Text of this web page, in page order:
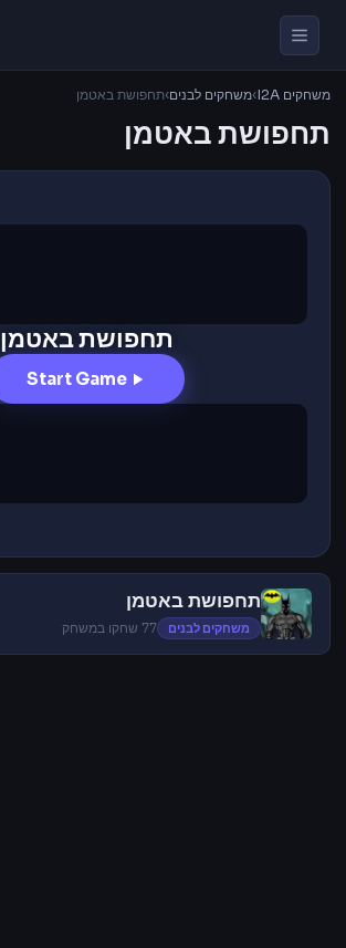
משחקים I2A ›משחקים לבנים›תחפושת באטמן
תחפושת באטמן
תחפושת באטמן
Start Game
תחפושת באטמן
משחקים לבנים 77 שחקו במשחק